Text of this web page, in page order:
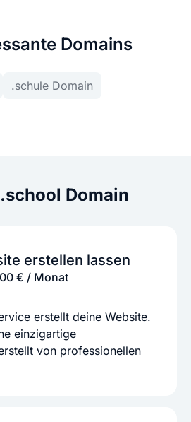
Domains
.schule Domain
Domain
erstellen lassen
€ / Monat
erstellt deine Website.
einzigartige
von professionellen